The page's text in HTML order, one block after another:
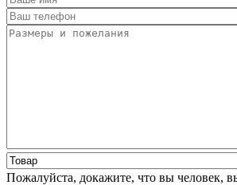
Пожалуйста, докажите, что вы человек,